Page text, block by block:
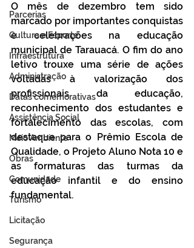
Parcerias
Cultura e Esporte
Infraestrutura
Administração
Datas comemorativas
Assistência Social
Meio Ambiente
Obras
Comunidade
Turismo
Licitação
Segurança
O mês de dezembro tem sido
marcado por importantes conquistas
e celebrações na educação
municipal de Tarauacá. O fim do ano
letivo trouxe uma série de ações
voltadas à valorização dos
profissionais da educação,
reconhecimento dos estudantes e
fortalecimento das escolas, com
destaque para o Prêmio Escola de
Qualidade, o Projeto Aluno Nota 10 e
as formaturas das turmas da
educação infantil e do ensino
fundamental.